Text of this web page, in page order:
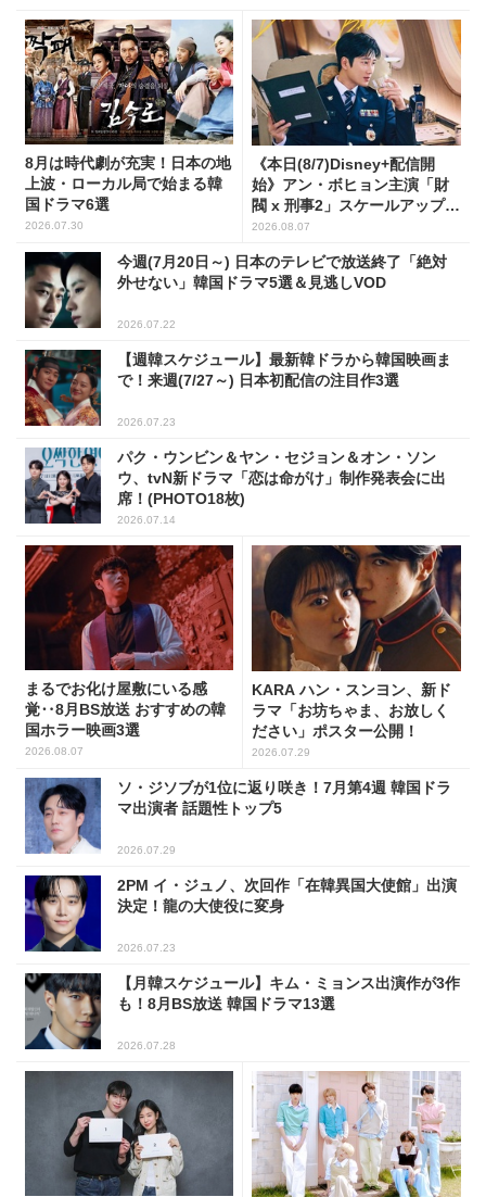
8月は時代劇が充実！日本の地
上波・ローカル局で始まる韓
国ドラマ6選
2026.07.30
《本日(8/7)Disney+配信開
始》アン・ボヒョン主演「財
閥 x 刑事2」スケールアップし
たFLEX捜査に注目
2026.08.07
今週(7月20日～) 日本のテレビで放送終了「絶対
外せない」韓国ドラマ5選＆見逃しVOD
2026.07.22
【週韓スケジュール】最新韓ドラから韓国映画ま
で！来週(7/27～) 日本初配信の注目作3選
2026.07.23
パク・ウンビン＆ヤン・セジョン＆オン・ソン
ウ、tvN新ドラマ「恋は命がけ」制作発表会に出
席！(PHOTO18枚)
2026.07.14
まるでお化け屋敷にいる感
覚‥8月BS放送 おすすめの韓
国ホラー映画3選
2026.08.07
KARA ハン・スンヨン、新ド
ラマ「お坊ちゃま、お放しく
ださい」ポスター公開！
2026.07.29
ソ・ジソブが1位に返り咲き！7月第4週 韓国ドラ
マ出演者 話題性トップ5
2026.07.29
2PM イ・ジュノ、次回作「在韓異国大使館」出演
決定！龍の大使役に変身
2026.07.23
【月韓スケジュール】キム・ミョンス出演作が3作
も！8月BS放送 韓国ドラマ13選
2026.07.28